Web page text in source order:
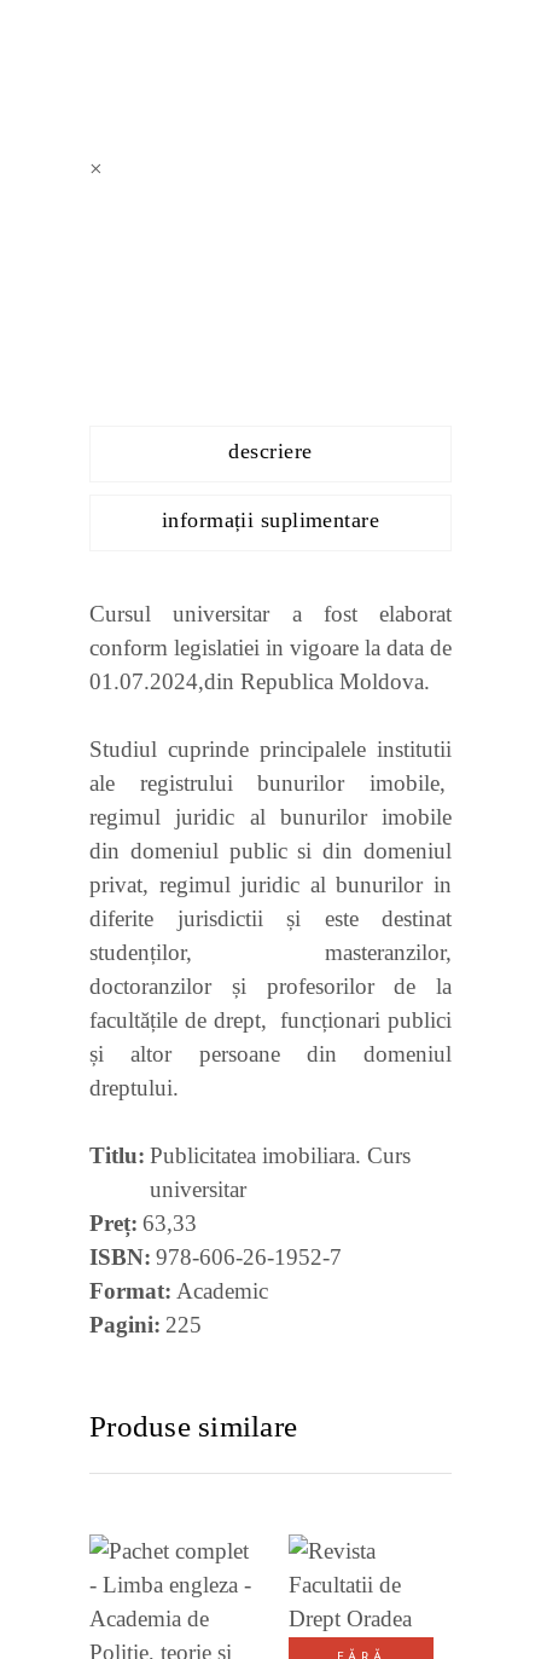
×
descriere
informații suplimentare
Cursul universitar a fost elaborat
conform legislatiei in vigoare la data de
01.07.2024,din Republica Moldova.
Studiul cuprinde principalele institutii
ale registrului bunurilor imobile,
regimul juridic al bunurilor imobile
din domeniul public si din domeniul
privat, regimul juridic al bunurilor in
diferite jurisdictii și este destinat
studenților, masteranzilor,
doctoranzilor și profesorilor de la
facultățile de drept, funcționari publici
și altor persoane din domeniul
dreptului.
Titlu Publicitatea imobiliara. Curs
universitar
Preț 63,33
ISBN 978-606-26-1952-7
Format Academic
Pagini 225
Produse similare
DETALII